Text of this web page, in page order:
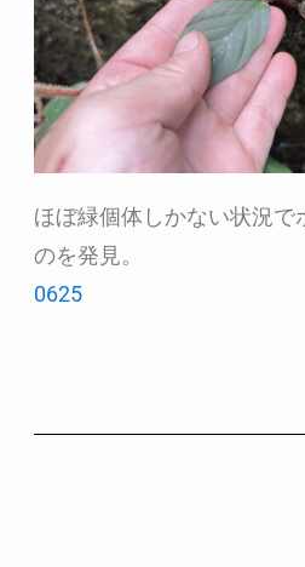
ほぼ緑個体しかない状況で
のを発見。
0625